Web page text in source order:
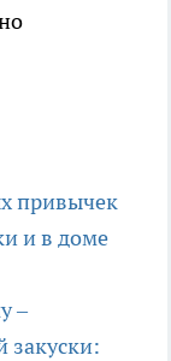
привычек
и в доме
–
закуски: